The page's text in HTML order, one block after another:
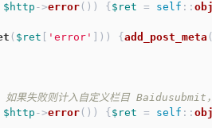
$http ->error ()) { $ret = self ::
( $ret 'error' ])) { add_post_meta (
如果失败则计入自定义栏目
$http ->error ()) { $ret = self ::